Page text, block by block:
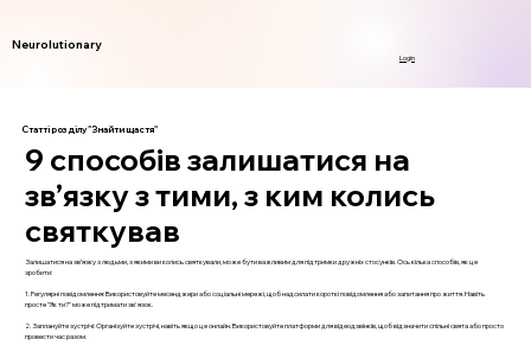
Neurolutionary
Login
Статті розділу "Знайти щастя"
9 способів залишатися на
зв’язку з тими, з ким колись
святкував
Залишатися на зв’язку з людьми, з якими ви колись святкували, може бути важливим для підтримки дружніх стосунків. Ось кілька способів, як це
зробити:
1. Регулярні повідомлення: Використовуйте месенджери або соціальні мережі, щоб надсилати короткі повідомлення або запитання про життя. Навіть
просте "Як ти?" може підтримати зв'язок.
2. Заплануйте зустрічі: Організуйте зустрічі, навіть якщо це онлайн. Використовуйте платформи для відеодзвінків, щоб відзначити спільні свята або просто
провести час разом.